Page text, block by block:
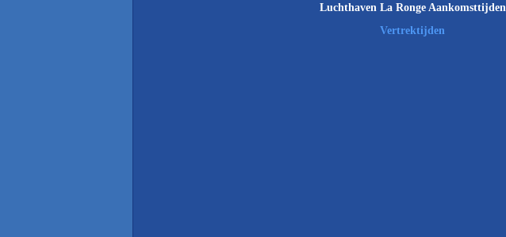
Luchthaven La Ronge Aankomsttijden
Vertrektijden